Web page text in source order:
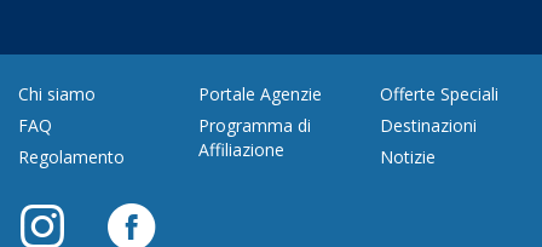
Chi siamo
FAQ
Regolamento
Portale Agenzie
Programma di
Affiliazione
Offerte Speciali
Destinazioni
Notizie